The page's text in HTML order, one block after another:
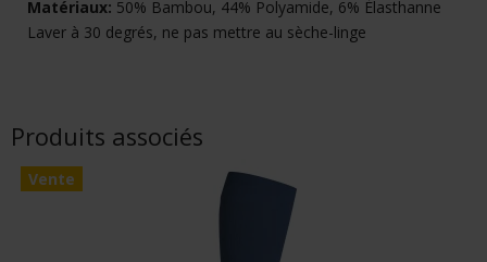
Matériaux: 50% Bambou, 44% Polyamide, 6% Élasthanne
Laver à 30 degrés, ne pas mettre au sèche-linge
Produits associés
Vente